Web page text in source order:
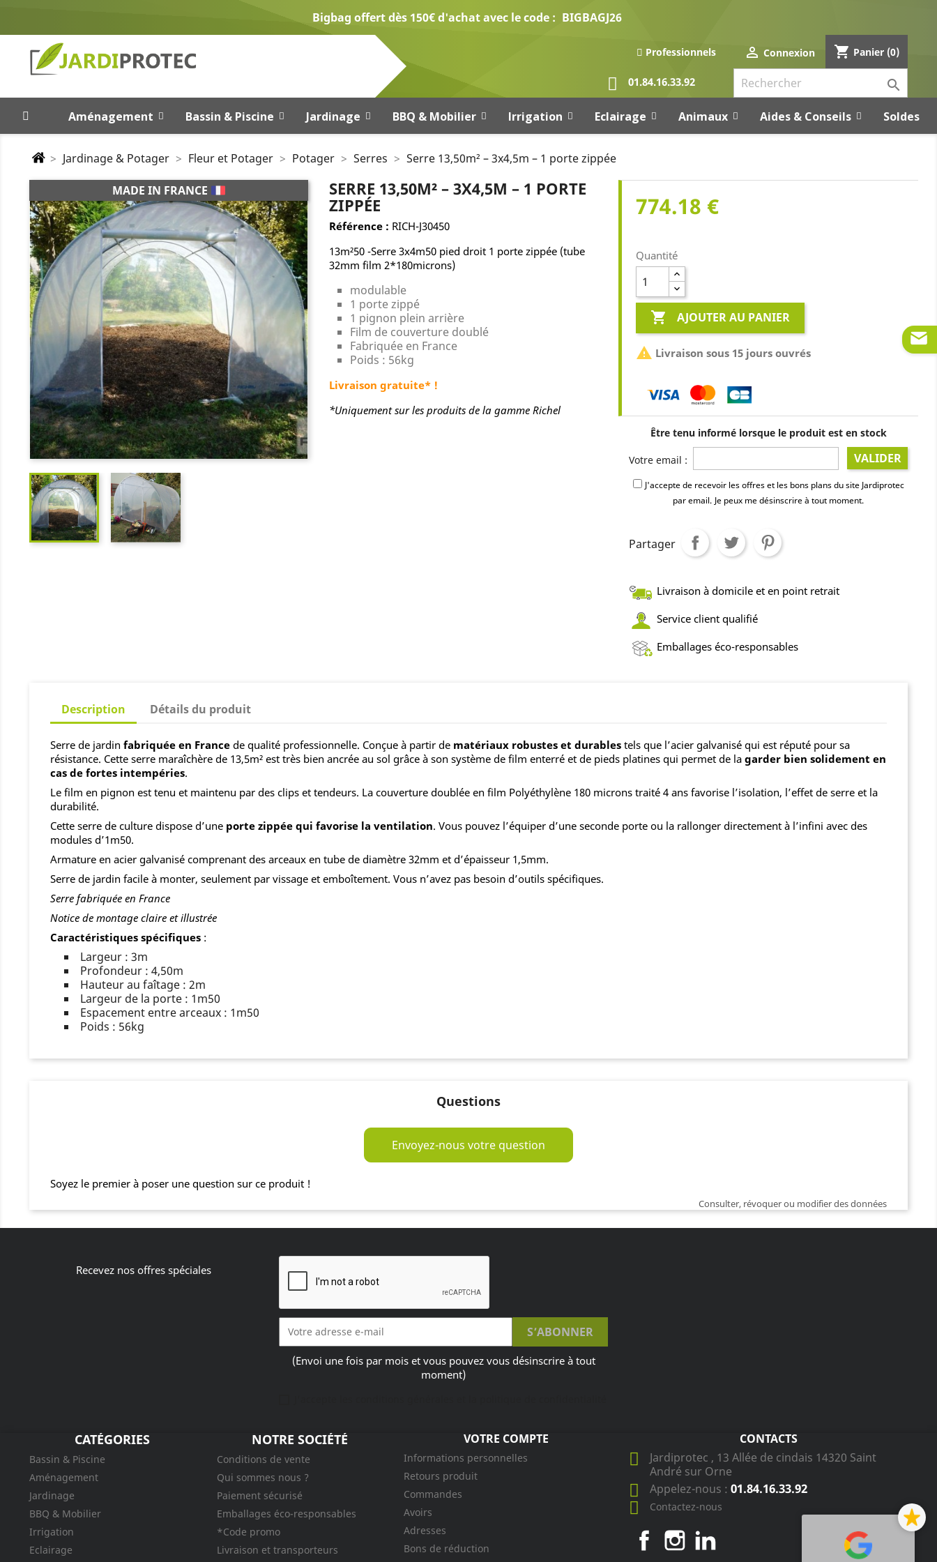
Bigbag offert dès 150€ d'achat avec le code : BIGBAGJ26
Professionnels  Connexion shopping_cart Panier (0)
01.84.16.33.92 
Aménagement Bassin & Piscine Jardinage BBQ & Mobilier Irrigation Eclairage Animaux Aides & Conseils Soldes
Jardinage & Potager Fleur et Potager Potager Serres Serre 13,50m² – 3x4,5m – 1 porte zippée
MADE IN FRANCE
SERRE 13,50M² – 3X4,5M – 1 PORTE
ZIPPÉE
Référence : RICH-J30450
13m²50 -Serre 3x4m50 pied droit 1 porte zippée (tube
32mm film 2*180microns)
modulable
1 porte zippé
1 pignon plein arrière
Film de couverture doublé
Fabriquée en France
Poids : 56kg
Livraison gratuite* !
*Uniquement sur les produits de la gamme Richel
774.18 €
Quantité
 AJOUTER AU PANIER
 Livraison sous 15 jours ouvrés
Être tenu informé lorsque le produit est en stock
Votre email : VALIDER
J'accepte de recevoir les offres et les bons plans du site Jardiprotec
par email. Je peux me désinscrire à tout moment.
Partager
Livraison à domicile et en point retrait
Service client qualifié
Emballages éco-responsables
Description Détails du produit
Serre de jardin fabriquée en Francede qualité professionnelle. Conçue à partir de matériaux robustes et durablestels que l’acier galvanisé qui est réputé pour sa
résistance. Cette serre maraîchère de 13,5m² est très bien ancrée au sol grâce à son système de film enterré et de pieds platines qui permet de la garder bien solidement en
cas de fortes intempéries.
Le film en pignon est tenu et maintenu par des clips et tendeurs. La couverture doublée en film Polyéthylène 180 microns traité 4 ans favorise l’isolation, l’effet de serre et la
durabilité.
Cette serre de culture dispose d’une porte zippée qui favorise la ventilation. Vous pouvez l’équiper d’une seconde porte ou la rallonger directement à l’infini avec des
modules d’1m50.
Armature en acier galvanisé comprenant des arceaux en tube de diamètre 32mm et d’épaisseur 1,5mm.
Serre de jardin facile à monter, seulement par vissage et emboîtement. Vous n’avez pas besoin d’outils spécifiques.
Serre fabriquée en France
Notice de montage claire et illustrée
Caractéristiques spécifiques:
Largeur : 3m
Profondeur : 4,50m
Hauteur au faîtage : 2m
Largeur de la porte : 1m50
Espacement entre arceaux : 1m50
Poids : 56kg
Questions
Envoyez-nous votre question
Soyez le premier à poser une question sur ce produit !
Consulter, révoquer ou modifier des données
Recevez nos offres spéciales
(Envoi une fois par mois et vous pouvez vous désinscrire à tout
moment)
CATÉGORIES
Bassin & Piscine
Aménagement
Jardinage
BBQ & Mobilier
Irrigation
Eclairage
NOTRE SOCIÉTÉ
Conditions de vente
Qui sommes nous ?
Paiement sécurisé
Emballages éco-responsables
*Code promo
Livraison et transporteurs
VOTRE COMPTE
Informations personnelles
Retours produit
Commandes
Avoirs
Adresses
Bons de réduction
CONTACTS
Jardiprotec , 13 Allée de cindais 14320 Saint
André sur Orne
Appelez-nous :01.84.16.33.92
Contactez-nous
FacebookInstagram